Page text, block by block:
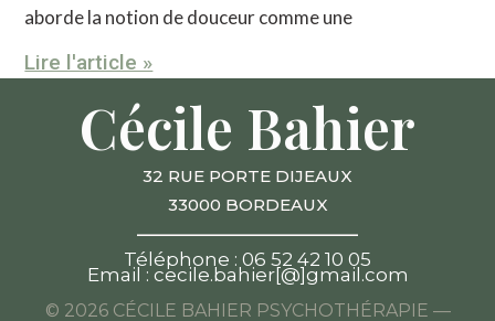
aborde la notion de douceur comme une
Lire l'article »
Cécile Bahier
32 RUE PORTE DIJEAUX
33000 BORDEAUX
____________________
Téléphone : 06 52 42 10 05
Email : cecile.bahier[@]gmail.com
© 2026 CÉCILE BAHIER PSYCHOTHÉRAPIE —